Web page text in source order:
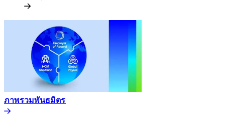
ภาพรวมพันธมิตร​​